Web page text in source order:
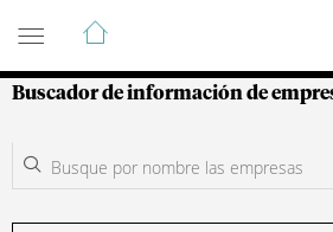
Guía de Empresas
Buscador de información de